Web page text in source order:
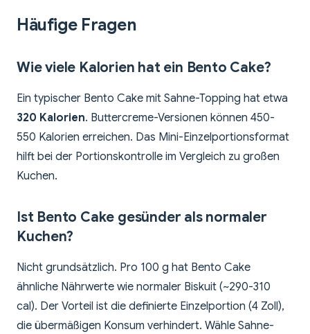
Häufige Fragen
Wie viele Kalorien hat ein Bento Cake?
Ein typischer Bento Cake mit Sahne-Topping hat etwa
320 Kalorien. Buttercreme-Versionen können 450-
550 Kalorien erreichen. Das Mini-Einzelportionsformat
hilft bei der Portionskontrolle im Vergleich zu großen
Kuchen.
Ist Bento Cake gesünder als normaler
Kuchen?
Nicht grundsätzlich. Pro 100 g hat Bento Cake
ähnliche Nährwerte wie normaler Biskuit (~290-310
cal). Der Vorteil ist die definierte Einzelportion (4 Zoll),
die übermäßigen Konsum verhindert. Wähle Sahne-